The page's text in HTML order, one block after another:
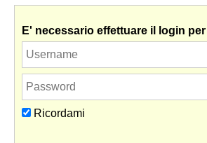
E' necessario effettuare il login
Ricordami